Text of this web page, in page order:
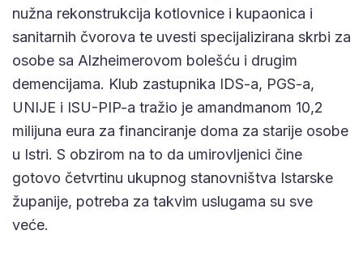
nužna rekonstrukcija kotlovnice i kupaonica i
sanitarnih čvorova te uvesti specijalizirana skrbi za
osobe sa Alzheimerovom bolešću i drugim
demencijama. Klub zastupnika IDS-a, PGS-a,
UNIJE i ISU-PIP-a tražio je amandmanom 10,2
milijuna eura za financiranje doma za starije osobe
u Istri. S obzirom na to da umirovljenici čine
gotovo četvrtinu ukupnog stanovništva Istarske
županije, potreba za takvim uslugama su sve
veće.